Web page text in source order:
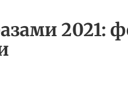
2021: